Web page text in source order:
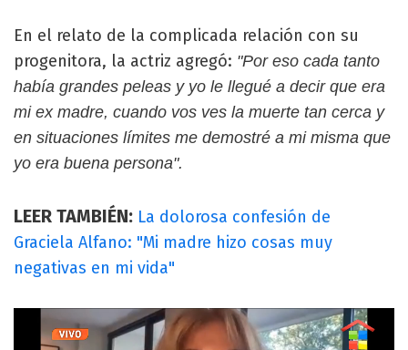
En el relato de la complicada relación con su
progenitora, la actriz agregó: "Por eso cada tanto
había grandes peleas y yo le llegué a decir que era
mi ex madre, cuando vos ves la muerte tan cerca y
en situaciones límites me demostré a mi misma que
yo era buena persona".
LEER TAMBIÉN: La dolorosa confesión de
Graciela Alfano: "Mi madre hizo cosas muy
negativas en mi vida"